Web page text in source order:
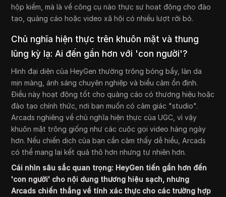
hộp kiểm, mà là về công cụ nào thực sự hoạt động cho đào
tạo, quảng cáo hoặc video xã hội có nhiều lượt rời bỏ.
Chủ nghĩa hiện thực trên khuôn mặt và thung
lũng kỳ lạ: Ai đến gần hơn với 'con người'?
Hình đại diện của HeyGen thường trông bóng bẩy, làn da
mịn màng, ánh sáng chuyên nghiệp và biểu cảm ổn định.
Điều này hoạt động tốt cho quảng cáo có thương hiệu hoặc
đào tạo chính thức, nơi bạn muốn có cảm giác "studio".
Arcads nghiêng về chủ nghĩa hiện thực của UGC, vì vậy
khuôn mặt trông giống như các cuộc gọi video hàng ngày
hơn. Nếu chiến dịch của bạn cần cảm thấy dễ hiểu, Arcads
có thể mang lại kết quả thô hơn nhưng tự nhiên hơn.
Cái nhìn sâu sắc quan trọng: HeyGen tiến gần hơn đến
'con người' cho nội dung thương hiệu sạch, nhưng
Arcads chiến thắng về tính xác thực cho các trường hợp